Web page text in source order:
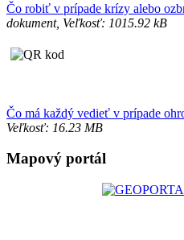
Čo robiť v prípade krízy alebo
dokument, Veľkosť: 1015.92 kB
Čo má každý vedieť v prípade
Veľkosť: 16.23 MB
Mapový portál